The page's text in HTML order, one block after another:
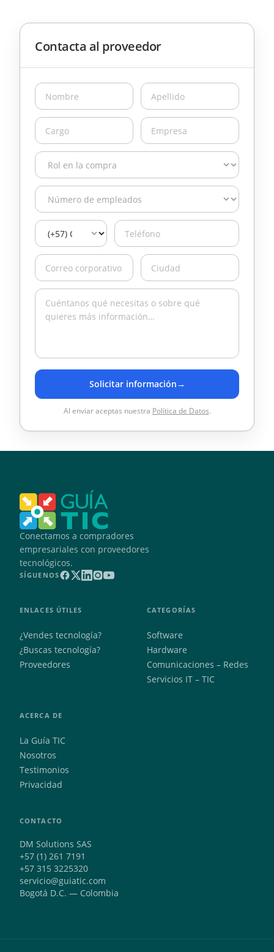
Contacta al proveedor
Solicitar información→
Al enviar aceptas nuestra Política de Datos.
Conectamos a compradores
empresariales con proveedores
tecnológicos.
SÍGUENOS
ENLACES ÚTILES
¿Vendes tecnología?
¿Buscas tecnología?
Proveedores
CATEGORÍAS
Software
Hardware
Comunicaciones – Redes
Servicios IT – TIC
ACERCA DE
La Guía TIC
Nosotros
Testimonios
Privacidad
CONTACTO
DM Solutions SAS
+57 (1) 261 7191
+57 315 3225320
servicio@guiatic.com
Bogotá D.C. — Colombia